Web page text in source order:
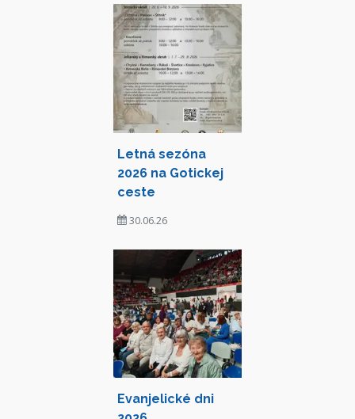
Letná sezóna
2026 na Gotickej
ceste
30.06.26
Evanjelické dni